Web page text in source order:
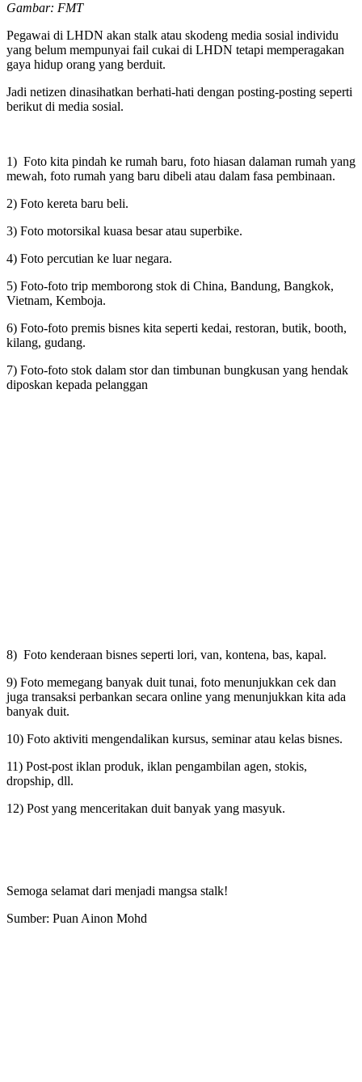
Gambar: FMT
Pegawai di LHDN akan stalk atau skodeng media sosial individu
yang belum mempunyai fail cukai di LHDN tetapi memperagakan
gaya hidup orang yang berduit.
Jadi netizen dinasihatkan berhati-hati dengan posting-posting seperti
berikut di media sosial.
1) Foto kita pindah ke rumah baru, foto hiasan dalaman rumah yang
mewah, foto rumah yang baru dibeli atau dalam fasa pembinaan.
2) Foto kereta baru beli.
3) Foto motorsikal kuasa besar atau superbike.
4) Foto percutian ke luar negara.
5) Foto-foto trip memborong stok di China, Bandung, Bangkok,
Vietnam, Kemboja.
6) Foto-foto premis bisnes kita seperti kedai, restoran, butik, booth,
kilang, gudang.
7) Foto-foto stok dalam stor dan timbunan bungkusan yang hendak
diposkan kepada pelanggan
8) Foto kenderaan bisnes seperti lori, van, kontena, bas, kapal.
9) Foto memegang banyak duit tunai, foto menunjukkan cek dan
juga transaksi perbankan secara online yang menunjukkan kita ada
banyak duit.
10) Foto aktiviti mengendalikan kursus, seminar atau kelas bisnes.
11) Post-post iklan produk, iklan pengambilan agen, stokis,
dropship, dll.
12) Post yang menceritakan duit banyak yang masyuk.
Semoga selamat dari menjadi mangsa stalk!
Sumber: Puan Ainon Mohd